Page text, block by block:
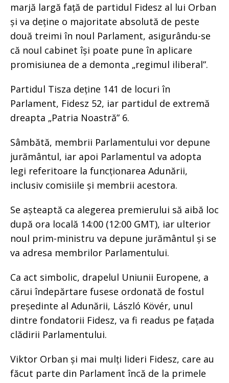
marjă largă față de partidul Fidesz al lui Orban
și va deține o majoritate absolută de peste
două treimi în noul Parlament, asigurându-se
că noul cabinet își poate pune în aplicare
promisiunea de a demonta „regimul iliberal”.
Partidul Tisza deține 141 de locuri în
Parlament, Fidesz 52, iar partidul de extremă
dreapta „Patria Noastră” 6.
Sâmbătă, membrii Parlamentului vor depune
jurământul, iar apoi Parlamentul va adopta
legi referitoare la funcționarea Adunării,
inclusiv comisiile și membrii acestora.
Se așteaptă ca alegerea premierului să aibă loc
după ora locală 14:00 (12:00 GMT), iar ulterior
noul prim-ministru va depune jurământul și se
va adresa membrilor Parlamentului.
Ca act simbolic, drapelul Uniunii Europene, a
cărui îndepărtare fusese ordonată de fostul
președinte al Adunării, László Kövér, unul
dintre fondatorii Fidesz, va fi readus pe fațada
clădirii Parlamentului.
Viktor Orban și mai mulți lideri Fidesz, care au
făcut parte din Parlament încă de la primele